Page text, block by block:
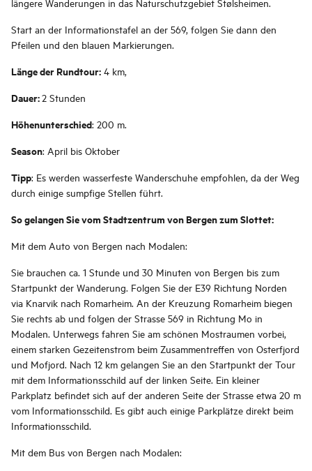
längere Wanderungen in das Naturschutzgebiet Stølsheimen.
Start an der Informationstafel an der 569, folgen Sie dann den
Pfeilen und den blauen Markierungen.
Länge der Rundtour: 4 km,
Dauer:2 Stunden
Höhenunterschied: 200 m.
Season: April bis Oktober
Tipp: Es werden wasserfeste Wanderschuhe empfohlen, da der Weg
durch einige sumpfige Stellen führt.
So gelangen Sie vom Stadtzentrum von Bergen zum Slottet:
Mit dem Auto von Bergen nach Modalen:
Sie brauchen ca. 1 Stunde und 30 Minuten von Bergen bis zum
Startpunkt der Wanderung. Folgen Sie der E39 Richtung Norden
via Knarvik nach Romarheim. An der Kreuzung Romarheim biegen
Sie rechts ab und folgen der Strasse 569 in Richtung Mo in
Modalen. Unterwegs fahren Sie am schönen Mostraumen vorbei,
einem starken Gezeitenstrom beim Zusammentreffen von Osterfjord
und Mofjord. Nach 12 km gelangen Sie an den Startpunkt der Tour
mit dem Informationsschild auf der linken Seite. Ein kleiner
Parkplatz befindet sich auf der anderen Seite der Strasse etwa 20 m
vom Informationsschild. Es gibt auch einige Parkplätze direkt beim
Informationsschild.
Mit dem Bus von Bergen nach Modalen: